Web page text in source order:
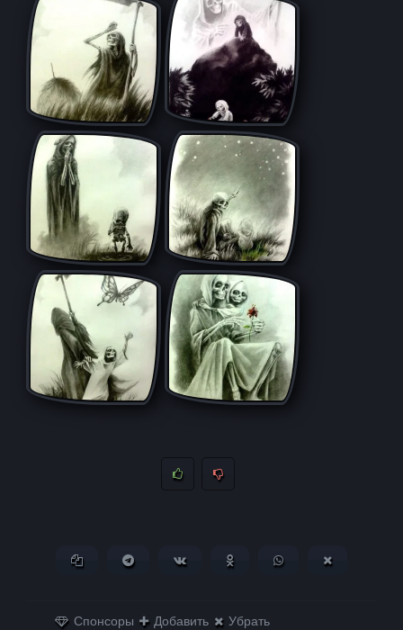
Копировать ссылкуПоделиться в Telegram
Поделиться ВКонтактеПоделиться в
Поделиться в
Спонсоры Добавить Убрать